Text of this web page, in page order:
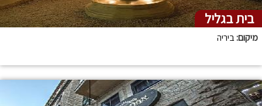
בית בגליל
מיקום:ביריה